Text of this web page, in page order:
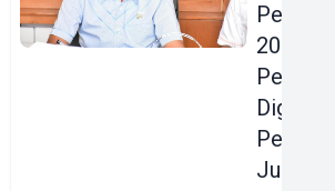
2026:
Justru